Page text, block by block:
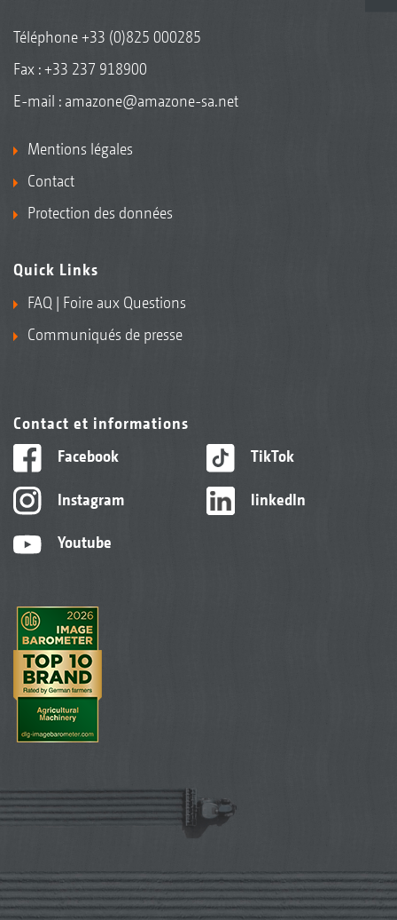
Téléphone+33 (0)825 000285
Fax : +33 237 918900
E-mail : amazone@amazone-sa.net
Mentions légales
Contact
Protection des données
Quick Links
FAQ | Foire aux Questions
Communiqués de presse
Contact et informations
Facebook
Instagram
Youtube
TikTok
linkedIn